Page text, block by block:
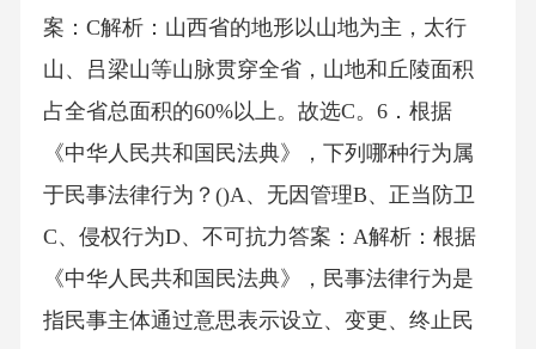
案：C解析：山西省的地形以山地为主，太行
山、吕梁山等山脉贯穿全省，山地和丘陵面积
占全省总面积的60%以上。故选C。6．根据
《中华人民共和国民法典》，下列哪种行为属
于民事法律行为？()A、无因管理B、正当防卫
C、侵权行为D、不可抗力答案：A解析：根据
《中华人民共和国民法典》，民事法律行为是
指民事主体通过意思表示设立、变更、终止民